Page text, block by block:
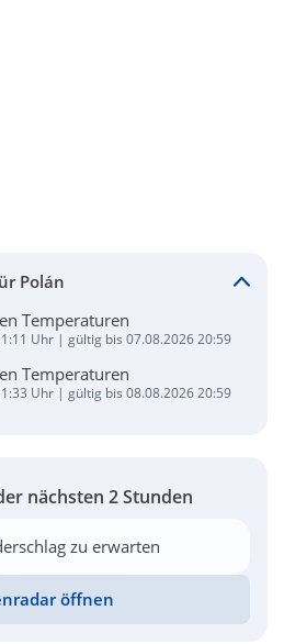
Polán
Temperaturen
Uhr | gültig bis 07.08.2026 20:59
Temperaturen
Uhr | gültig bis 08.08.2026 20:59
nächsten 2 Stunden
zu erwarten
öffnen